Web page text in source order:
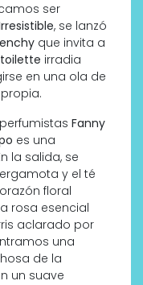
ser
, se lanzó
que invita a
irradia
en una ola de
Fanny
es una
la salida, se
y el té
floral
rosa esencial
aclarado por
una
de la
un suave